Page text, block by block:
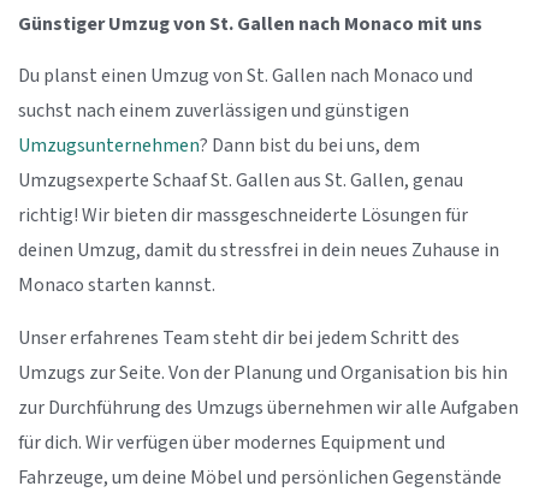
Günstiger Umzug von St. Gallen nach Monaco mit uns
Du planst einen Umzug von St. Gallen nach Monaco und
suchst nach einem zuverlässigen und günstigen
Umzugsunternehmen? Dann bist du bei uns, dem
Umzugsexperte Schaaf St. Gallen aus St. Gallen, genau
richtig! Wir bieten dir massgeschneiderte Lösungen für
deinen Umzug, damit du stressfrei in dein neues Zuhause in
Monaco starten kannst.
Unser erfahrenes Team steht dir bei jedem Schritt des
Umzugs zur Seite. Von der Planung und Organisation bis hin
zur Durchführung des Umzugs übernehmen wir alle Aufgaben
für dich. Wir verfügen über modernes Equipment und
Fahrzeuge, um deine Möbel und persönlichen Gegenstände